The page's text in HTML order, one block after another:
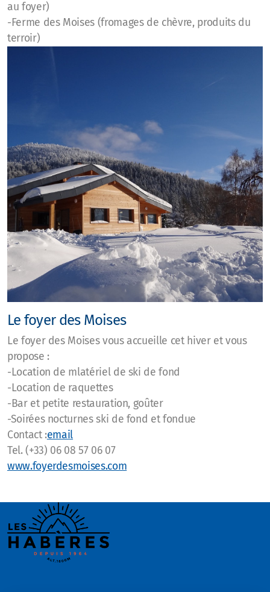
au foyer)
-Ferme des Moises (fromages de chèvre, produits du
terroir)
Le foyer des Moises
Le foyer des Moises vous accueille cet hiver et vous
propose :
-Location de mlatériel de ski de fond
-Location de raquettes
-Bar et petite restauration, goûter
-Soirées nocturnes ski de fond et fondue
Contact :email
Tel. (+33) 06 08 57 06 07
www.foyerdesmoises.com